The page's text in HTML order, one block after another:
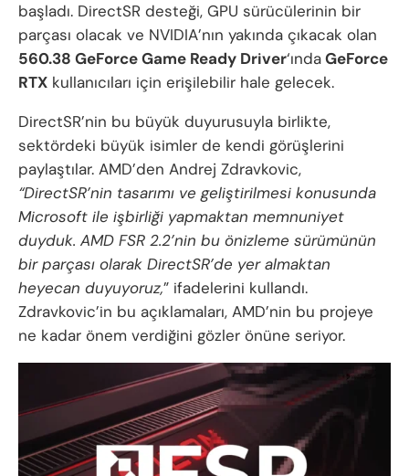
başladı. DirectSR desteği, GPU sürücülerinin bir
parçası olacak ve NVIDIA’nın yakında çıkacak olan
560.38 GeForce Game Ready Driver‘ındaGeForce
RTX kullanıcıları için erişilebilir hale gelecek.
DirectSR’nin bu büyük duyurusuyla birlikte,
sektördeki büyük isimler de kendi görüşlerini
paylaştılar. AMD’den Andrej Zdravkovic,
“DirectSR’nin tasarımı ve geliştirilmesi konusunda
Microsoft ile işbirliği yapmaktan memnuniyet
duyduk. AMD FSR 2.2’nin bu önizleme sürümünün
bir parçası olarak DirectSR’de yer almaktan
heyecan duyuyoruz,” ifadelerini kullandı.
Zdravkovic’in bu açıklamaları, AMD’nin bu projeye
ne kadar önem verdiğini gözler önüne seriyor.